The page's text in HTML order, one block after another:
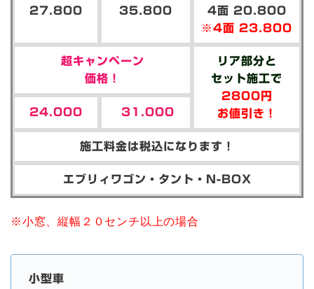
27.800 35.800
4面 20.800
※4面 23.800
超キャンペーン
価格！
リア部分と
セット施工で
2800円
お値引き！
24.000 31.000
施工料金は税込になります！
エブリィワゴン・タント・N-BOX
※小窓、縦幅２０センチ以上の場合
小型車